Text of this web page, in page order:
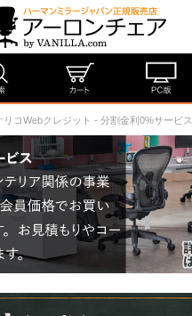
リコWebクレジット - 分割金利0%サービス